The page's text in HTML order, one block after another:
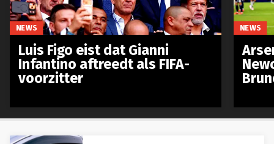
NEWS
Luis Figo eist dat Gianni
Infantino aftreedt als FIFA-
voorzitter
NEWS